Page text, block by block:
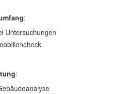
:
Untersuchungen
: